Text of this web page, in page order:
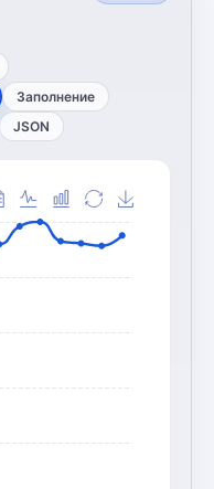
Заполнение
JSON